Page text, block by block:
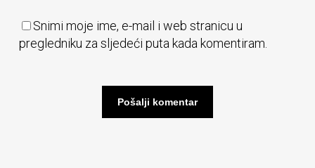
Snimi moje ime, e-mail i web stranicu u
pregledniku za sljedeći puta kada komentiram.